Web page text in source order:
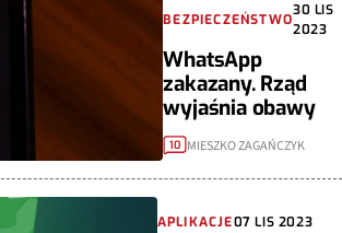
BEZPIECZEŃSTWO
30 LIS
2023
WhatsApp
zakazany. Rząd
wyjaśnia obawy
10 MIESZKO ZAGAŃCZYK
APLIKACJE07 LIS 2023